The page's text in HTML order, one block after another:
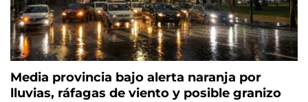
Media provincia bajo alerta naranja por
lluvias, ráfagas de viento y posible granizo